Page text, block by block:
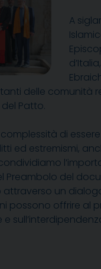
A
d’Italia,
delle comunità
Patto.
di
ed estremismi,
Preambolo del
attraverso un
possono offrire al